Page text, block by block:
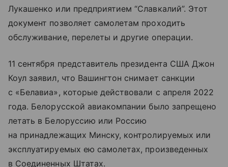
Лукашенко или предприятием “Славкалий”. Этот
документ позволяет самолетам проходить
обслуживание, перелеты и другие операции.
11 сентября представитель президента США Джон
Коул заявил, что Вашингтон снимает санкции
с «Белавиа», которые действовали с апреля 2022
года. Белорусской авиакомпании было запрещено
летать в Белоруссию или Россию
на принадлежащих Минску, контролируемых или
эксплуатируемых ею самолетах, произведенных
в Соединенных Штатах.